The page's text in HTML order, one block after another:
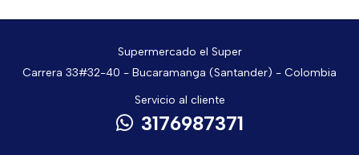
Supermercado el Super
Carrera 33#32-40 - Bucaramanga (Santander) - Colombia
Servicio al cliente
3176987371